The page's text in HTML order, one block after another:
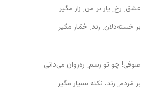
عشق ِ رخ ِ یار بر من ِ زار مگیر
بر خسته‌دلان ِ رند ِ خَمّار مگیر
صوفی! چو تو رسم ِ ره‌روان می‌دانی
بر مَردم ِ رند، نکته بسیار مگیر